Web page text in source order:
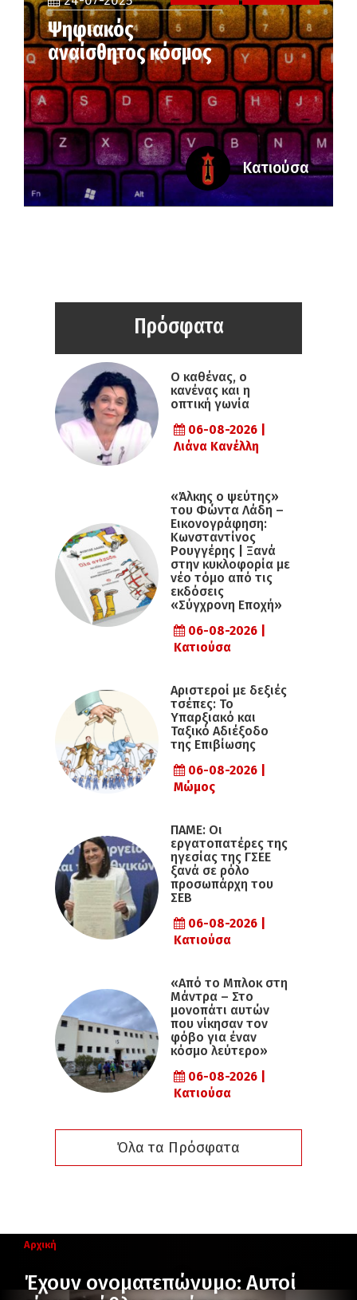
Ψηφιακός
αναίσθητος κόσμος
Κατιούσα
Πρόσφατα
Ο καθένας, ο
κανένας και η
οπτική γωνία
06-08-2026 |
Λιάνα Κανέλλη
«Άλκης ο ψεύτης»
του Φώντα Λάδη –
Εικονογράφηση:
Κωνσταντίνος
Ρουγγέρης | Ξανά
στην κυκλοφορία με
νέο τόμο από τις
εκδόσεις
«Σύγχρονη Εποχή»
06-08-2026 |
Κατιούσα
Αριστεροί με δεξιές
τσέπες: Το
Υπαρξιακό και
Ταξικό Αδιέξοδο
της Επιβίωσης
06-08-2026 |
Μώμος
ΠΑΜΕ: Οι
εργατοπατέρες της
ηγεσίας της ΓΣΕΕ
ξανά σε ρόλο
προσωπάρχη του
ΣΕΒ
06-08-2026 |
Κατιούσα
«Από το Μπλοκ στη
Μάντρα – Στο
μονοπάτι αυτών
που νίκησαν τον
φόβο για έναν
κόσμο λεύτερο»
06-08-2026 |
Κατιούσα
Όλα τα Πρόσφατα
Αρχική
Έχουν ονοματεπώνυμο: Αυτοί